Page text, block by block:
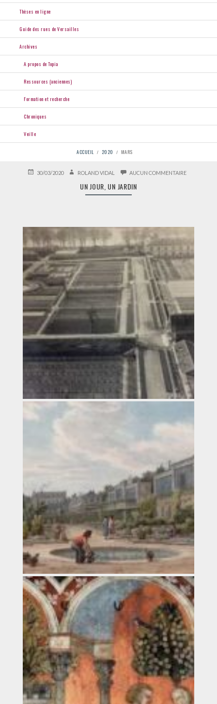
Thèses en ligne
Guide des rues de Versailles
Archives
A propos de Topia
Ressources (anciennes)
Formation et recherche
Chroniques
Veille
D'ARIANE
ACCUEIL 2020 MARS
PUBLIÉ30/03/2020 AUTEURROLAND VIDAL AUCUN COMMENTAIRESUR
UN JOUR, UN JARDIN